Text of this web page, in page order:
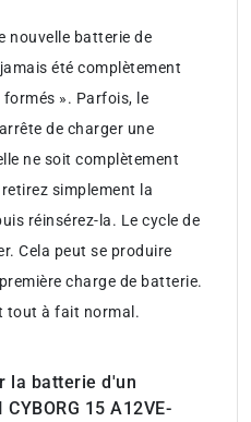
nouvelle batterie de
été complètement
». Parfois, le
de charger une
ne soit complètement
simplement la
réinsérez-la. Le cycle de
Cela peut se produire
charge de batterie.
tout à fait normal.
la batterie d'un
15 A12VE-